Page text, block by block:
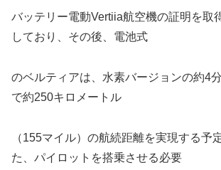
バッテリー電動Vertiia航空機の証明を取
しており、その後、電池式
のベルティアは、水素バージョンの約4
で約250キロメートル
（155マイル）の航続距離を実現する予
た、パイロットを搭乗させる必要